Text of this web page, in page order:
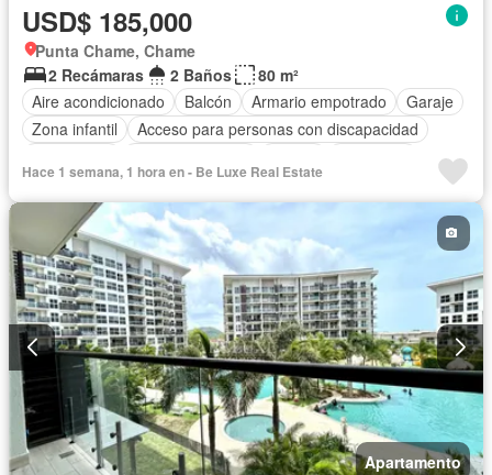
USD$ 185,000
Punta Chame, Chame
2 Recámaras
2 Baños
80 m²
Aire acondicionado
Balcón Armario empotrado
Garaje
Zona infantil
Acceso para personas con discapacidad
Piscina
Agua
Hace 1 semana, 1 hora en - Be Luxe Real Estate
Apartamento